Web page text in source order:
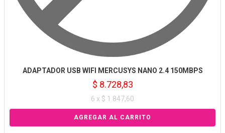
ADAPTADOR USB WIFI MERCUSYS NANO 2.4 150MBPS
$ 8.728,83
6 x $ 1.847,60